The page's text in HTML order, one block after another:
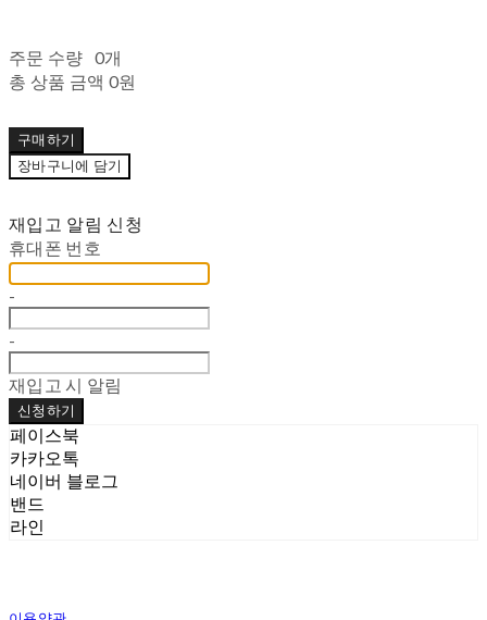
주문 수량 0개
총 상품 금액 0원
구매하기
장바구니에 담기
재입고 알림 신청
휴대폰 번호
-
-
재입고 시 알림
신청하기
페이스북
카카오톡
네이버 블로그
밴드
라인